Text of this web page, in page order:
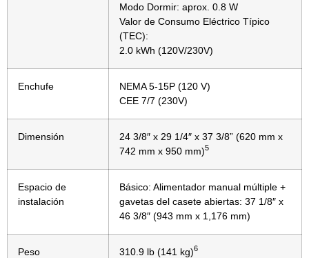
Modo Dormir: aprox. 0.8 W
Valor de Consumo Eléctrico Típico
(TEC):
2.0 kWh (120V/230V)
Enchufe
NEMA 5-15P (120 V)
CEE 7/7 (230V)
Dimensión
24 3/8″ x 29 1/4″ x 37 3/8” (620 mm x
742 mm x 950 mm)5
Espacio de
instalación
Básico: Alimentador manual múltiple +
gavetas del casete abiertas: 37 1/8″ x
46 3/8″ (943 mm x 1,176 mm)
Peso 310.9 lb (141 kg)6